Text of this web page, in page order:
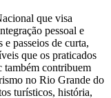
que visa
pessoal e
passeios de curta,
que os praticados
também contribuem
no Rio Grande do
turísticos, história,